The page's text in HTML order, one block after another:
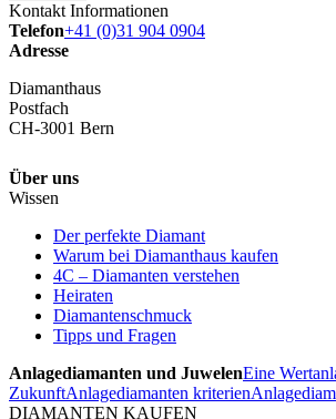
Kontakt Informationen
Telefon+41 (0)31 904 0904
Adresse
Diamanthaus
Postfach
CH-3001 Bern
Über uns
Wissen
Der perfekte Diamant
Warum bei Diamanthaus kaufen
4C – Diamanten verstehen
Heiraten
Diamantenschmuck
Tipps und Fragen
Anlagediamanten und JuwelenEine
ZukunftAnlagediamanten kriterien
DIAMANTEN KAUFEN